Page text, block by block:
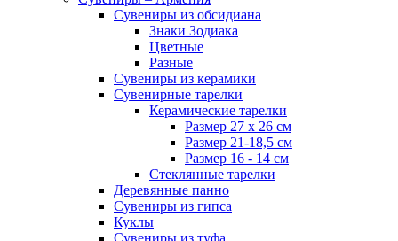
Сувениры из обсидиана
Знаки Зодиака
Цветные
Разные
Сувениры из керамики
Сувенирные тарелки
Керамические тарелки
Размер 27 х 26 см
Размер 21-18,5 см
Размер 16 - 14 см
Стеклянные тарелки
Деревянные панно
Сувениры из гипса
Куклы
Сувениры из туфа